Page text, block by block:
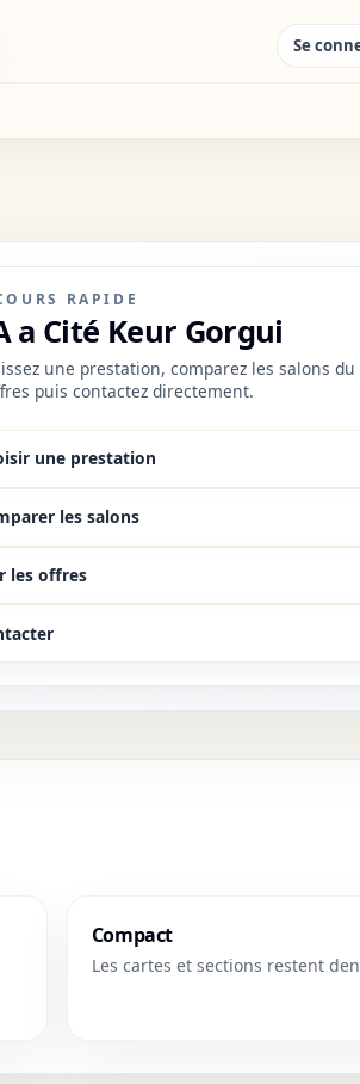
Se
RAPIDE
a Cité Keur Gorgui
une prestation, comparez les salons
puis contactez directement.
une prestation
les salons
les offres
Compact
Les cartes et sections restent